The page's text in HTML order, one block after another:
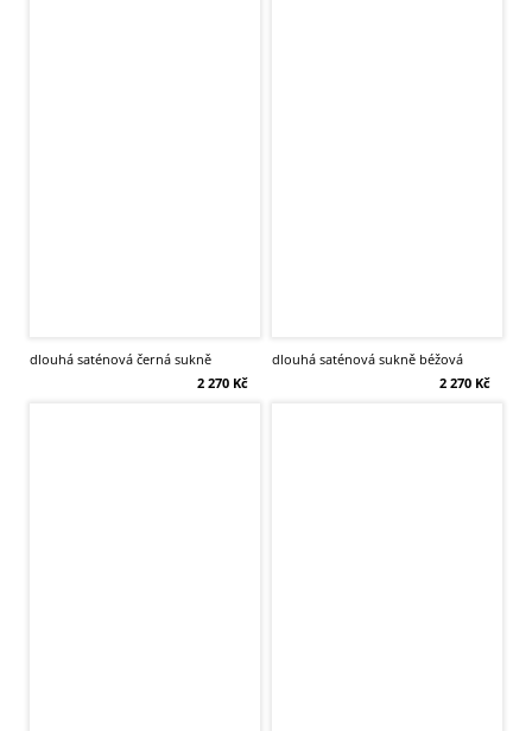
dlouhá saténová černá sukně
2 270 Kč
dlouhá saténová sukně béžová
2 270 Kč